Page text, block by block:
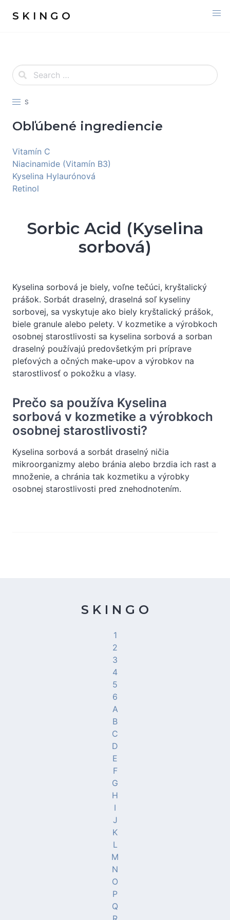
S K I N G O
S
Obľúbené ingrediencie
Vitamín C
Niacinamide (Vitamín B3)
Kyselina Hylaurónová
Retinol
Sorbic Acid (Kyselina
sorbová)
Kyselina sorbová je biely, voľne tečúci, kryštalický
prášok. Sorbát draselný, draselná soľ kyseliny
sorbovej, sa vyskytuje ako biely kryštalický prášok,
biele granule alebo pelety. V kozmetike a výrobkoch
osobnej starostlivosti sa kyselina sorbová a sorban
draselný používajú predovšetkým pri príprave
pleťových a očných make-upov a výrobkov na
starostlivosť o pokožku a vlasy.
Prečo sa používa Kyselina
sorbová v kozmetike a výrobkoch
osobnej starostlivosti?
Kyselina sorbová a sorbát draselný ničia
mikroorganizmy alebo bránia alebo brzdia ich rast a
množenie, a chránia tak kozmetiku a výrobky
osobnej starostlivosti pred znehodnotením.
S K I N G O
1
2
3
4
5
6
A
B
C
D
E
F
G
H
I
J
K
L
M
N
O
P
Q